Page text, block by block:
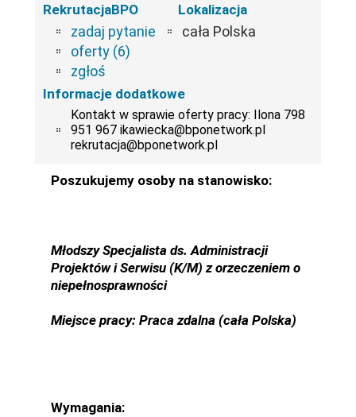
RekrutacjaBPO
zadaj pytanie
oferty (6)
zgłoś
Lokalizacja
cała Polska
Informacje dodatkowe
Kontakt w sprawie oferty pracy: Ilona 798
951 967 ikawiecka@bponetwork.pl
rekrutacja@bponetwork.pl
Poszukujemy osoby na stanowisko:
Młodszy Specjalista ds. Administracji
Projektów i Serwisu (K/M) z orzeczeniem o
niepełnosprawności
Miejsce pracy: Praca zdalna (cała Polska)
Wymagania: